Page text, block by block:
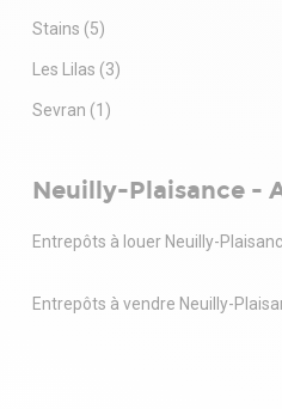
Stains (5)
Les Lilas (3)
Sevran (1)
Neuilly-Plaisance -
Entrepôts à louer Neuilly-
Entrepôts à vendre Neuilly-